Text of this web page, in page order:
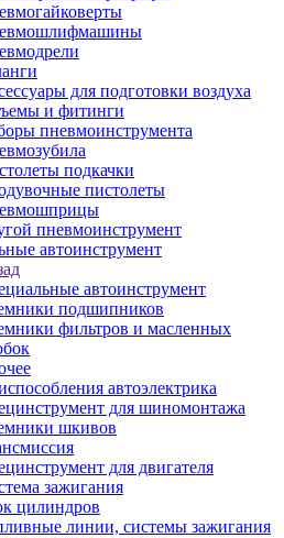
для подготовки воздуха
и фитинги
пневмоинструмента
подкачки
пистолеты
пневмоинструмент
автоинструмент
автоинструмент
подшипников
фильтров и масленных
автоэлектрика
для шиномонтажа
шкивов
для двигателя
зажигания
цилиндров
линии, системы зажигания